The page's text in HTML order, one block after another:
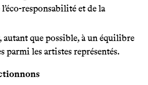
responsabilité et de la
autant que possible, à un équilibre
parmi les artistes représentés.